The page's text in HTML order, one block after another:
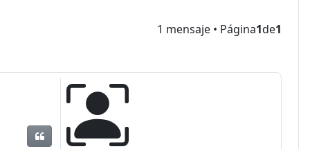
1 mensaje • Página1de1